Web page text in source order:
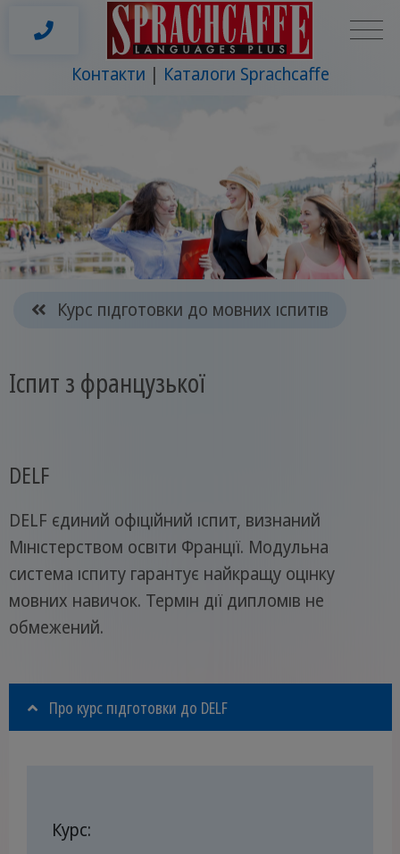
Контакти Каталоги Sprachcaffe
Курс підготовки до мовних іспитів
Іспит з французької
DELF
DELF єдиний офіційний іспит, визнаний
Міністерством освіти Франції. Модульна
система іспиту гарантує найкращу оцінку
мовних навичок. Термін дії дипломів не
обмежений.
Про курс підготовки до DELF
Курс: